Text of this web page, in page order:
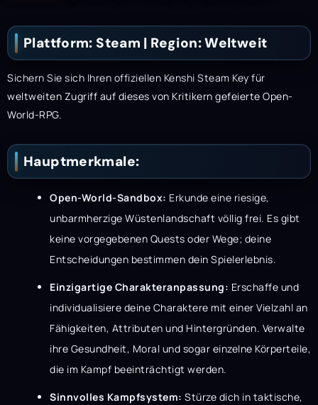
Plattform: Steam | Region: Weltweit
Sichern Sie sich Ihren offiziellen Kenshi Steam Key für
weltweiten Zugriff auf dieses von Kritikern gefeierte Open-
World-RPG.
Hauptmerkmale:
Open-World-Sandbox: Erkunde eine riesige,
unbarmherzige Wüstenlandschaft völlig frei. Es gibt
keine vorgegebenen Quests oder Wege; deine
Entscheidungen bestimmen dein Spielerlebnis.
Einzigartige Charakteranpassung: Erschaffe und
individualisiere deine Charaktere mit einer Vielzahl an
Fähigkeiten, Attributen und Hintergründen. Verwalte
ihre Gesundheit, Moral und sogar einzelne Körperteile,
die im Kampf beeinträchtigt werden.
Sinnvolles Kampfsystem: Stürze dich in taktische,